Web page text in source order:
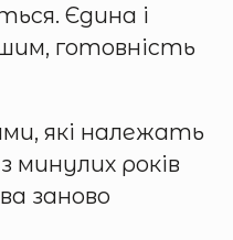
Єдина і
готовність
які належать
минулих років
заново